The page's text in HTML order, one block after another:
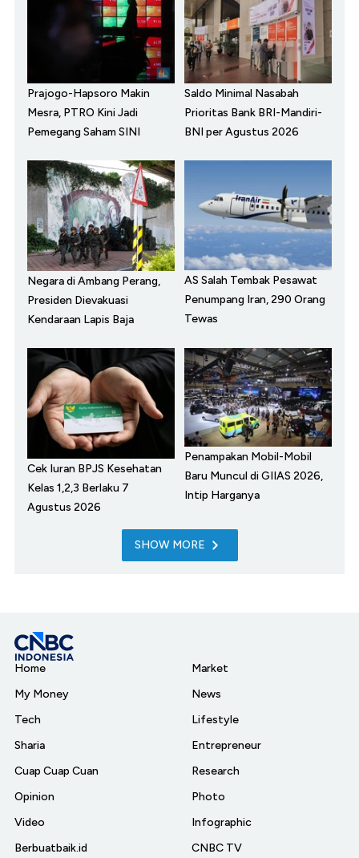
Prajogo-Hapsoro Makin
Mesra, PTRO Kini Jadi
Pemegang Saham SINI
Saldo Minimal Nasabah
Prioritas Bank BRI-Mandiri-
BNI per Agustus 2026
Negara di Ambang Perang,
Presiden Dievakuasi
Kendaraan Lapis Baja
AS Salah Tembak Pesawat
Penumpang Iran, 290 Orang
Tewas
Cek Iuran BPJS Kesehatan
Kelas 1,2,3 Berlaku 7
Agustus 2026
Penampakan Mobil-Mobil
Baru Muncul di GIIAS 2026,
Intip Harganya
SHOW MORE
Home
My Money
Tech
Sharia
Cuap Cuap Cuan
Opinion
Video
Berbuatbaik.id
Market
News
Lifestyle
Entrepreneur
Research
Photo
Infographic
CNBC TV